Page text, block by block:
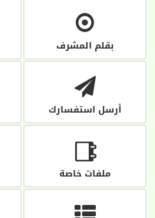
بقلم المشرف
أرسل استفسارك
ملفات خاصة